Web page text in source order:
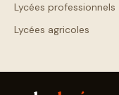
Lycées professionnels
Lycées agricoles